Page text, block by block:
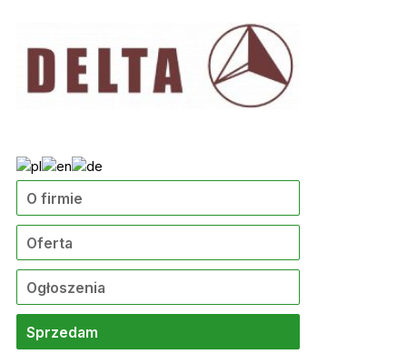
O firmie
Oferta
Ogłoszenia
Sprzedam